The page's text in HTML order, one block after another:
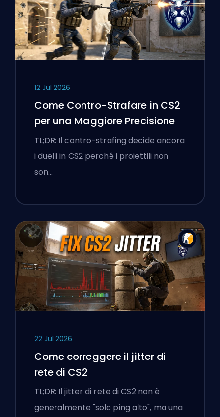
12 Jul 2026
Come Contro-Strafare in CS2
per una Maggiore Precisione
TL;DR: Il contro-strafing decide ancora
i duelli in CS2 perché i proiettili non
son…
22 Jul 2026
Come correggere il jitter di
rete di CS2
TL;DR: Il jitter di rete di CS2 non è
generalmente "solo ping alto", ma una